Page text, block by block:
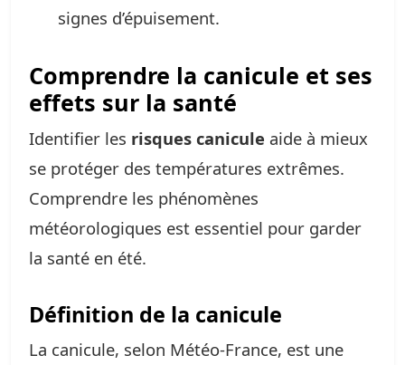
signes d’épuisement.
Comprendre la canicule et ses
effets sur la santé
Identifier les risques canicule aide à mieux
se protéger des températures extrêmes.
Comprendre les phénomènes
météorologiques est essentiel pour garder
la santé en été.
Définition de la canicule
La canicule, selon Météo-France, est une